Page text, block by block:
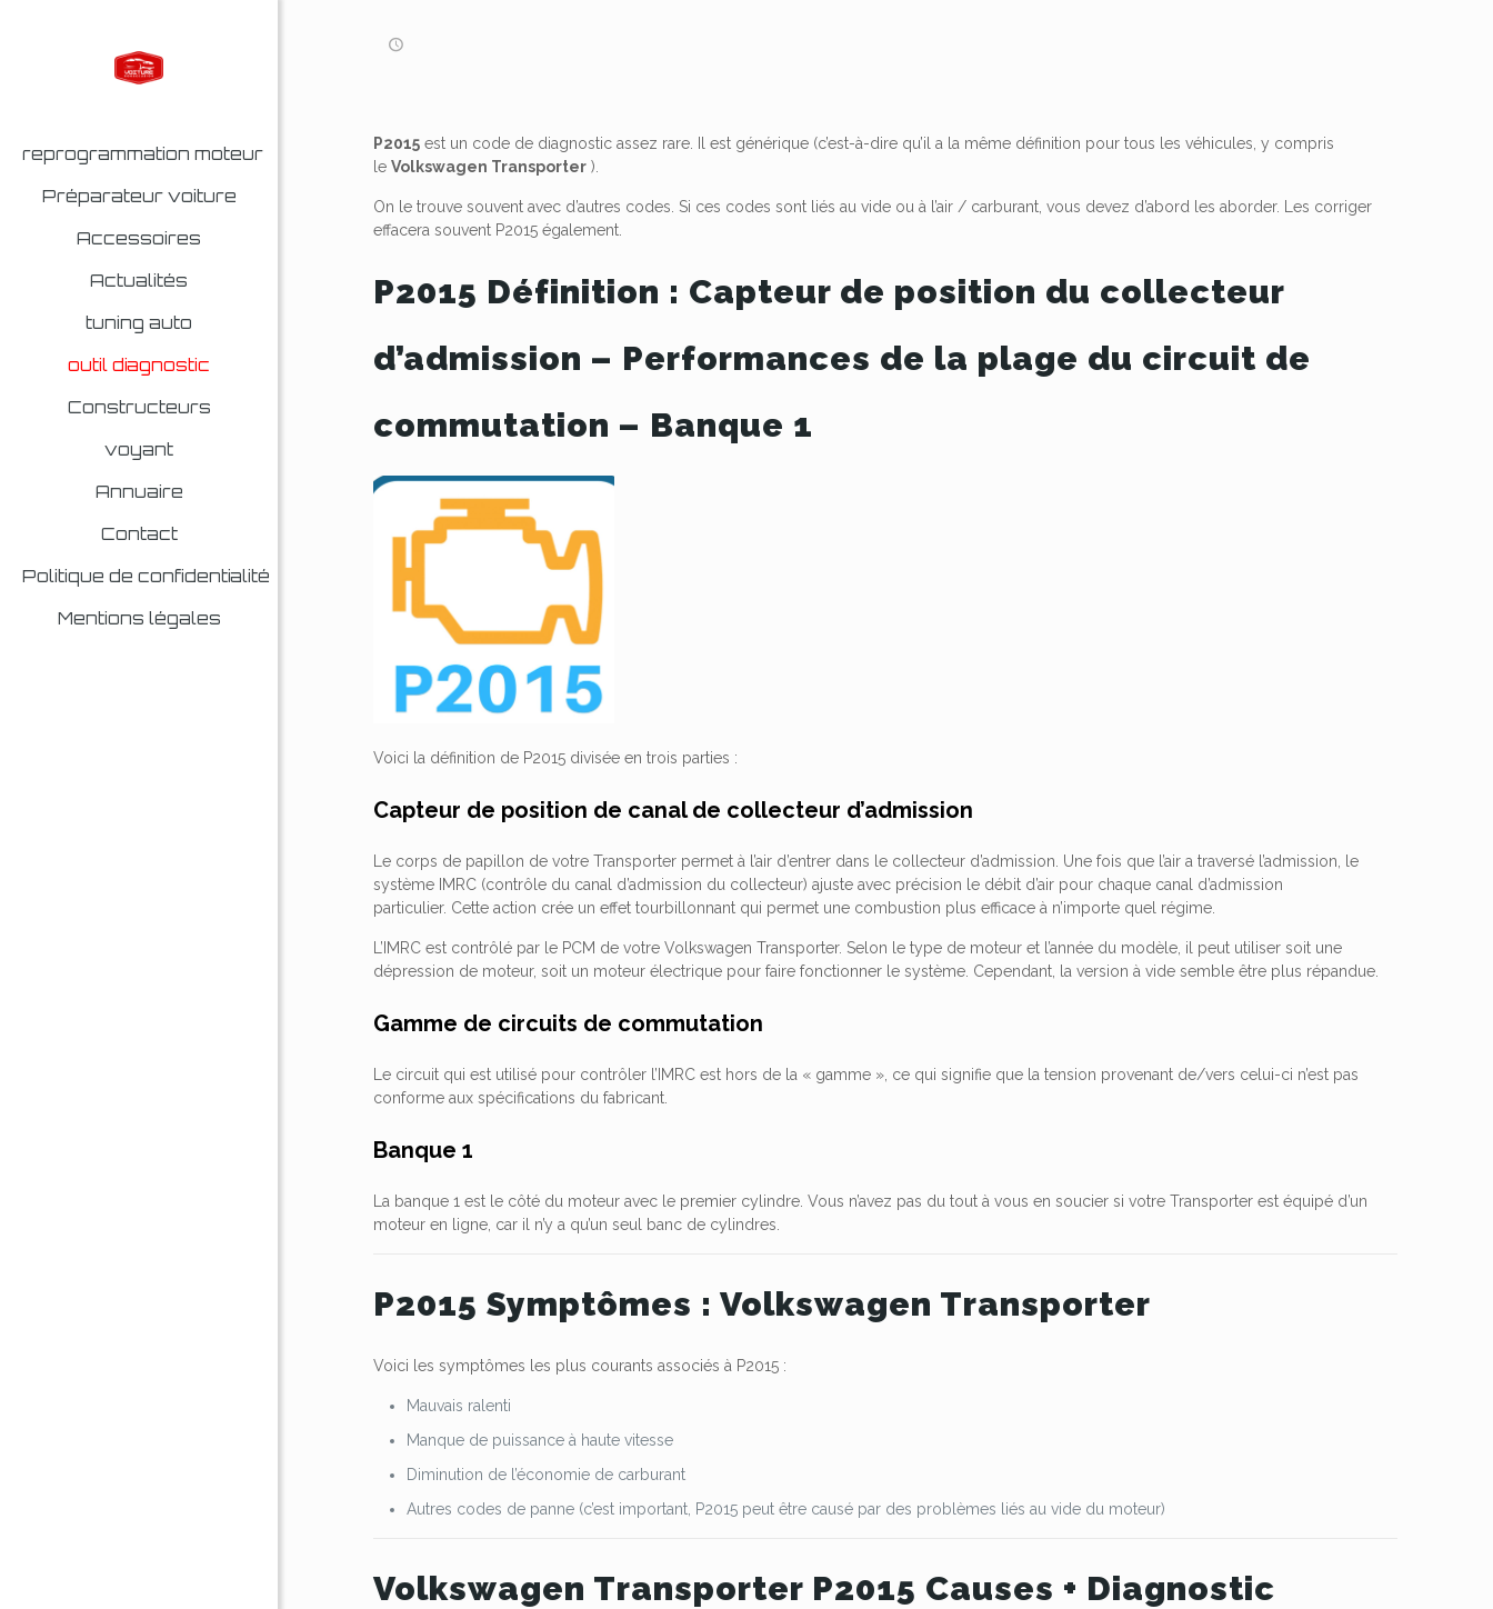
reprogrammation moteur
Préparateur voiture
Accessoires
Actualités
tuning auto
outil diagnostic
Constructeurs
voyant
Annuaire
Contact
Politique de confidentialité
Mentions légales
P2015 est un code de diagnostic assez rare.
Il est générique (c’est-à-dire qu’il a la même définition pour tous les véhicules, y compris
leVolkswagen Transporter ).
On le trouve souvent avec d’autres codes. Si ces codes sont liés au vide ou à l’air / carburant, vous devez d’abord les aborder. Les corriger
effacera souvent P2015 également.
P2015 Définition : Capteur de position du collecteur
d’admission – Performances de la plage du circuit de
commutation – Banque 1
Voici la définition de P2015 divisée en trois parties :
Capteur de position de canal de collecteur d’admission
Le corps de papillon de votre Transporter permet à l’air d’entrer dans le collecteur d’admission. Une fois que l’air a traversé l’admission, le
système IMRC (contrôle du canal d’admission du collecteur) ajuste avec précision le débit d’air pour chaque canal d’admission
particulier. Cette action crée un effet tourbillonnant qui permet une combustion plus efficace à n’importe quel régime.
L’IMRC est contrôlé par le PCM de votre Volkswagen Transporter. Selon le type de moteur et l’année du modèle, il peut utiliser soit une
dépression de moteur, soit un moteur électrique pour faire fonctionner le système. Cependant, la version à vide semble être plus répandue.
Gamme de circuits de commutation
Le circuit qui est utilisé pour contrôler l’IMRC est hors de la « gamme », ce qui signifie que la tension provenant de/vers celui-ci n’est pas
conforme aux spécifications du fabricant.
Banque 1
La banque 1 est le côté du moteur avec le premier cylindre. Vous n’avez pas du tout à vous en soucier si votre Transporter est équipé d’un
moteur en ligne, car il n’y a qu’un seul banc de cylindres.
P2015 Symptômes : Volkswagen Transporter
Voici les symptômes les plus courants associés à P2015 :
Mauvais ralenti
Manque de puissance à haute vitesse
Diminution de l’économie de carburant
Autres codes de panne (c’est important, P2015 peut être causé par des problèmes liés au vide du moteur)
Volkswagen Transporter P2015 Causes + Diagnostic